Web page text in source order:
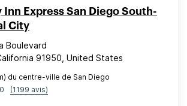
Inn Express San Diego South-
City
Boulevard
91950, United States
du centre-ville de San Diego
(1199 avis)